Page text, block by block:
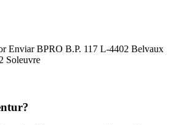
Enviar BPRO B.P. 117 L-4402 Belvaux
Soleuvre